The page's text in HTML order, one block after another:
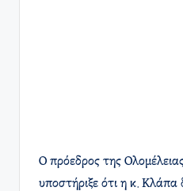
Ο πρόεδρος της
υποστήριξε ότι η κ. Κλάπα